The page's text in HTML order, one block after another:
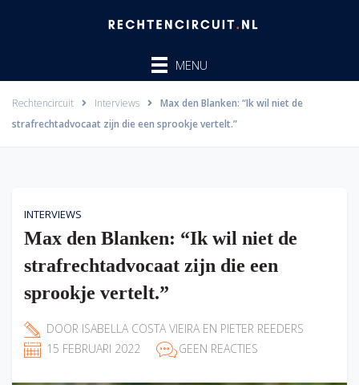
MENU
Rechtencircuit Interviews
Max den Blanken: “Ik wil niet de
strafrechtadvocaat zijn die een sprookje vertelt.”
INTERVIEWS
Max den Blanken: “Ik wil niet de
strafrechtadvocaat zijn die een
sprookje vertelt.”
DOOR ISABELLA COSTA VIEIRAEN PIETER REEDERS
15 FEBRUARI 2022
GEEN REACTIES